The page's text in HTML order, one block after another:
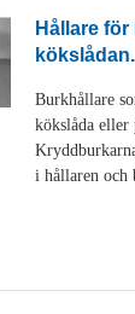
Hållare
kökslådan.
Burkhållare
kökslåda eller
i hållaren och